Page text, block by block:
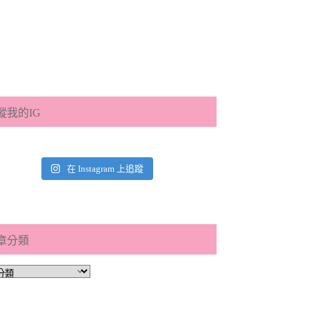
我的IG
在 Instagram 上追蹤
分類